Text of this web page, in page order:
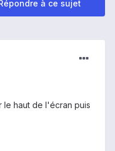
à ce sujet
le haut de l'écran puis